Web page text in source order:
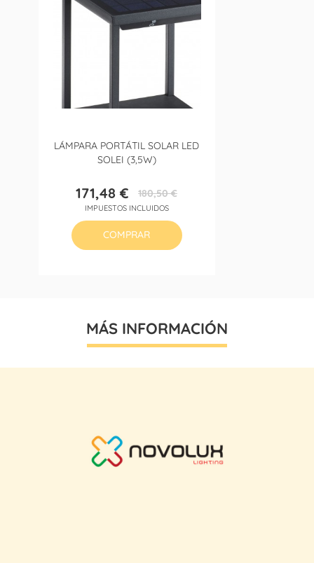
LÁMPARA PORTÁTIL SOLAR LED
SOLEI (3,5W)
Precio
171,48 €Precio
base
180,50 €
IMPUESTOS INCLUIDOS
COMPRAR
MÁS INFORMACIÓN